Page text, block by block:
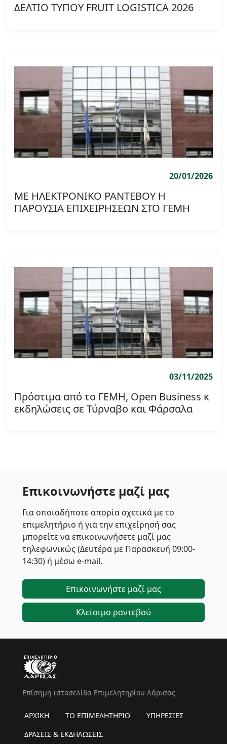
ΔΕΛΤΙΟ ΤΥΠΟΥ FRUIT LOGISTICA 2026
20/01/2026
ΜΕ ΗΛΕΚΤΡΟΝΙΚΟ ΡΑΝΤΕΒΟΥ Η
ΠΑΡΟΥΣΙΑ ΕΠΙΧΕΙΡΗΣΕΩΝ ΣΤΟ ΓΕΜΗ
03/11/2025
Πρόστιμα από το ΓΕΜΗ, Open Business κ
εκδηλώσεις σε Τύρναβο και Φάρσαλα
Επικοινωνήστε μαζί μας
Για οποιαδήποτε απορία σχετικά με το
επιμελητήριο ή για την επιχείρησή σας
μπορείτε να επικοινωνήσετε μαζί μας
τηλεφωνικώς (Δευτέρα με Παρασκευή 09:00-
14:30) ή μέσω e-mail.
Επικοινωνήστε μαζί μας
Κλείσιμο ραντεβού
Επίσημη ιστοσελίδα Επιμελητηρίου Λάρισας
ΑΡΧΙΚΗ ΤΟ ΕΠΙΜΕΛΗΤΗΡΙΟ
ΥΠΗΡΕΣΙΕΣ
ΔΡΑΣΕΙΣ & ΕΚΔΗΛΩΣΕΙΣ